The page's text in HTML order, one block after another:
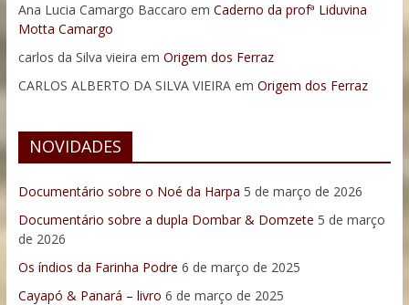
Ana Lucia Camargo Baccaro em Caderno da profª Liduvina
Motta Camargo
carlos da Silva vieira em Origem dos Ferraz
CARLOS ALBERTO DA SILVA VIEIRAem Origem dos Ferraz
NOVIDADES
Documentário sobre o Noé da Harpa 5 de março de 2026
Documentário sobre a dupla Dombar & Domzete 5 de março
de 2026
Os índios da Farinha Podre 6 de março de 2025
Cayapó & Panará – livro 6 de março de 2025